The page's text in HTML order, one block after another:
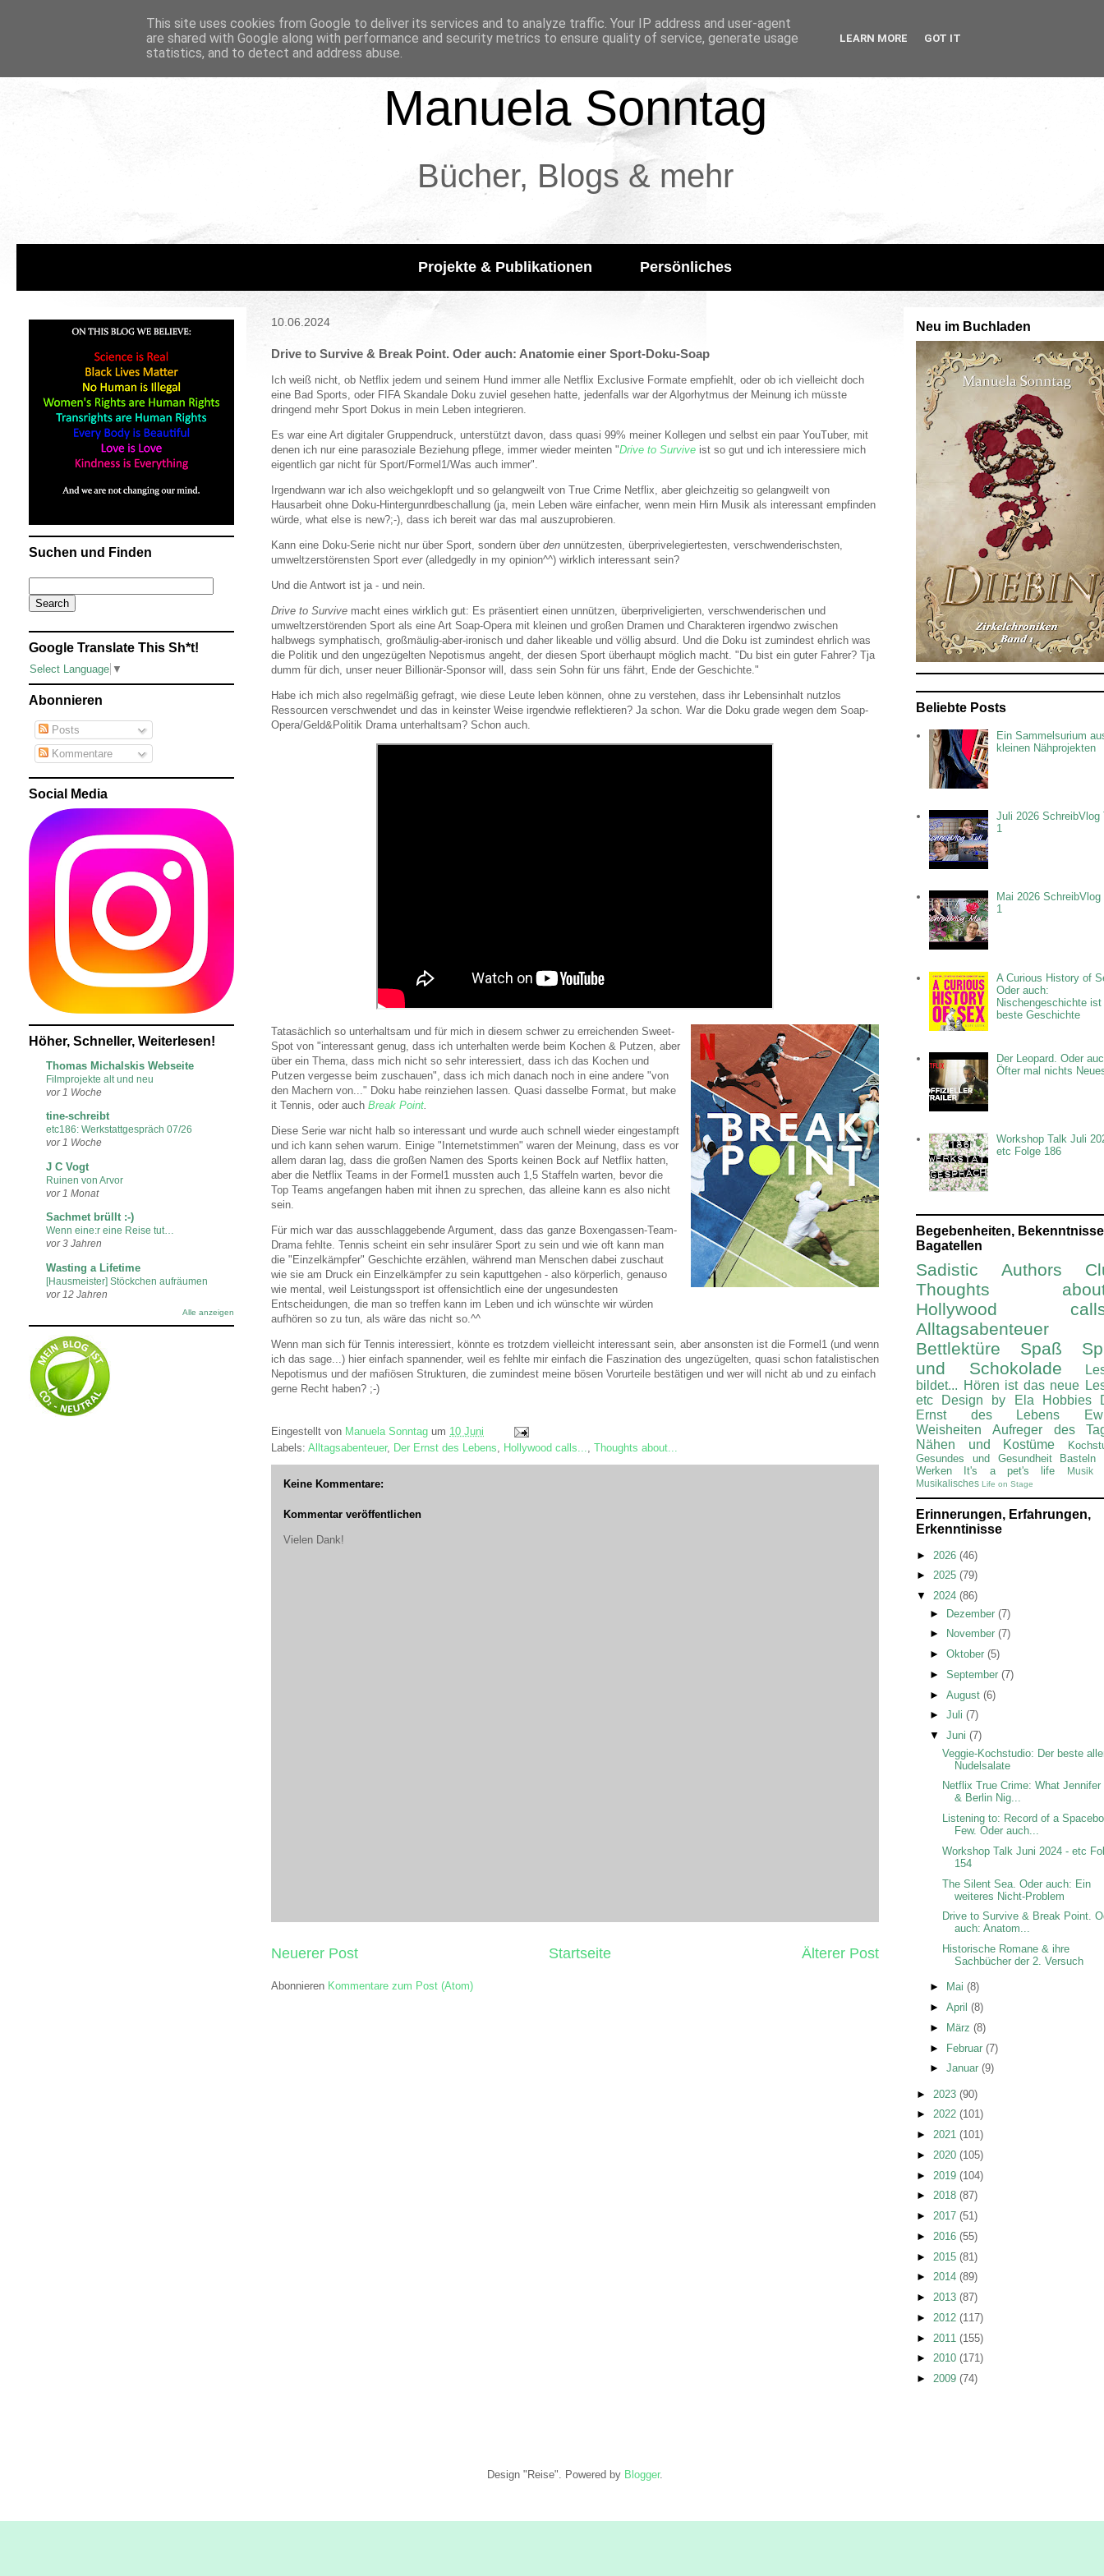
Manuela Sonntag
Bücher, Blogs & mehr
Projekte & Publikationen Persönliches
10.06.2024
Drive to Survive & Break Point. Oder auch: Anatomie einer Sport-Doku-Soap
Ich weiß nicht, ob Netflix jedem und seinem Hund immer alle Netflix Exclusive Formate empfiehlt, oder ob ich vielleicht doch
eine Bad Sports, oder FIFA Skandale Doku zuviel gesehen hatte, jedenfalls war der Algorhytmus der Meinung ich müsste
dringend mehr Sport Dokus in mein Leben integrieren.
Es war eine Art digitaler Gruppendruck, unterstützt davon, dass quasi 99% meiner Kollegen und selbst ein paar YouTuber, mit
denen ich nur eine parasoziale Beziehung pflege, immer wieder meinten "Drive to Survive ist so gut und ich interessiere mich
eigentlich gar nicht für Sport/Formel1/Was auch immer".
Irgendwann war ich also weichgeklopft und so gelangweilt von True Crime Netflix, aber gleichzeitig so gelangweilt von
Hausarbeit ohne Doku-Hintergunrdbeschallung (ja, mein Leben wäre einfacher, wenn mein Hirn Musik als interessant empfinden
würde, what else is new?;-), dass ich bereit war das mal auszuprobieren.
Kann eine Doku-Serie nicht nur über Sport, sondern über den unnützesten, überprivelegiertesten, verschwenderischsten,
umweltzerstörensten Sport ever(alledgedly in my opinion^^) wirklich interessant sein?
Und die Antwort ist ja - und nein.
Drive to Survive macht eines wirklich gut: Es präsentiert einen unnützen, überpriveligierten, verschwenderischen und
umweltzerstörenden Sport als eine Art Soap-Opera mit kleinen und großen Dramen und Charakteren irgendwo zwischen
halbwegs symphatisch, großmäulig-aber-ironisch und daher likeable und völlig absurd. Und die Doku ist zumindest ehrlich was
die Politik und den ungezügelten Nepotismus angeht, der diesen Sport überhaupt möglich macht. "Du bist ein guter Fahrer? Tja
dumm für dich, unser neuer Billionär-Sponsor will, dass sein Sohn für uns fährt, Ende der Geschichte."
Habe ich mich also regelmäßig gefragt, wie diese Leute leben können, ohne zu verstehen, dass ihr Lebensinhalt nutzlos
Ressourcen verschwendet und das in keinster Weise irgendwie reflektieren? Ja schon. War die Doku grade wegen dem Soap-
Opera/Geld&Politik Drama unterhaltsam? Schon auch.
Tatasächlich so unterhaltsam und für mich in diesem schwer zu erreichenden Sweet-
Spot von "interessant genug, dass ich unterhalten werde beim Kochen & Putzen, aber
über ein Thema, dass mich nicht so sehr interessiert, dass ich das Kochen und
Putzen vergesse beim zuschauen", dass ich mich danach noch in eine andere "von
den Machern von..." Doku habe reinziehen lassen. Quasi dasselbe Format, but make
it Tennis, oder auch Break Point.
Diese Serie war nicht halb so interessant und wurde auch schnell wieder eingestampft
und ich kann sehen warum. Einige "Internetstimmen" waren der Meinung, dass es vor
allem daran lag, dass die großen Namen des Sports keinen Bock auf Netflix hatten,
aber die Netflix Teams in der Formel1 mussten auch 1,5 Staffeln warten, bevor die
Top Teams angefangen haben mit ihnen zu sprechen, das alleine kann es also nicht
sein.
Für mich war das ausschlaggebende Argument, dass das ganze Boxengassen-Team-
Drama fehlte. Tennis scheint ein sehr insulärer Sport zu sein und wie oft kann man
die "Einzelkämpfer" Geschichte erzählen, während man Menschen dabei zuschaut
wie sie am Druck ein Einzelkämpfer zu sein kaputtgehen - also körperlich, genauso
wie mental, weil Leistungssport ist offensichtlich eine der ungesundesten
Entscheidungen, die man so treffen kann im Leben und ich wünschte wir würden
aufhören so zu tun, als wäre das nicht so.^^
Wenn man sich für Tennis interessiert, könnte es trotzdem vielleicht interessant sein, aber ansonsten ist die Formel1 (und wenn
ich das sage...) hier einfach spannender, weil es fehlte mir einfach die Faszination des ungezügelten, quasi schon fatalistischen
Nepotismus und der mafiösen Strukturen, die zumindest meine bösen Vorurteile bestätigen und wer will nicht ab und zu einfach
gerne Recht haben? ;-)
Eingestellt von Manuela Sonntag um 10 Juni
Labels: Alltagsabenteuer, Der Ernst des Lebens Hollywood calls... Thoughts about...
Keine Kommentare:
Kommentar veröffentlichen
Vielen Dank!
Neuerer Post Älterer Post
Startseite
Abonnieren Kommentare zum Post (Atom)
Suchen und Finden
Google Translate This Sh*t!
Select Language ▼
Abonnieren
Posts
Kommentare
Social Media
Höher, Schneller, Weiterlesen!
Thomas Michalskis Webseite
Filmprojekte alt und neu
vor 1 Woche
tine-schreibt
etc186: Werkstattgespräch 07/26
vor 1 Woche
J C Vogt
Ruinen von Arvor
vor 1 Monat
Sachmet brüllt :-)
Wenn eine:r eine Reise tut…
vor 3 Jahren
Wasting a Lifetime
[Hausmeister] Stöckchen aufräumen
vor 12 Jahren
Alle anzeigen
Neu im Buchladen
Beliebte Posts
Ein Sammelsurium
kleinen Nähprojekten
Juli 2026 SchreibVlog
1
Mai 2026 SchreibVlog
1
A Curious History of
Oder auch:
Nischengeschichte ist
beste Geschichte
Der Leopard. Oder
Öfter mal nichts
Workshop Talk Juli
etc Folge 186
Begebenheiten,
Bagatellen
Sadistic Authors
Thoughts
Hollywood
Alltagsabenteuer
Bettlektüre
Spaß
und Schokolade
bildet... Hören ist das neue
etc
Design by Ela Hobbies
Ernst des Lebens
Weisheiten
Aufreger des
Nähen und Kostüme
Gesundes und Gesundheit
Basteln
Werken
It's a pet's life
Musik
Musikalisches Life on Stage
Erinnerungen, Erfahrungen,
Erkenntinisse
► 2026 (46)
► 2025 (79)
▼ 2024 (86)
► Dezember (7)
►
November (7)
► Oktober (5)
► September (7)
► August (6)
► Juli (7)
▼ Juni (7)
Veggie-Kochstudio: Der beste
Nudelsalate
Netflix True Crime: What Jennifer
& Berlin Nig...
Listening to: Record of a
Few. Oder auch...
Workshop Talk Juni 2024 - etc
154
The Silent Sea. Oder auch: Ein
weiteres Nicht-Problem
Drive to Survive & Break Point.
auch: Anatom...
Historische Romane & ihre
Sachbücher der 2. Versuch
► Mai (8)
► April (8)
►
März (8)
► Februar (7)
► Januar (9)
► 2023 (90)
► 2022 (101)
► 2021 (101)
► 2020 (105)
► 2019 (104)
► 2018 (87)
► 2017 (51)
► 2016 (55)
► 2015 (81)
► 2014 (89)
► 2013 (87)
► 2012 (117)
► 2011 (155)
► 2010 (171)
► 2009 (74)
Design "Reise". Powered by Blogger.
This site uses cookies from Google to deliver its services and to analyze traffic. Your IP address and user-agent
are shared with Google along with performance and security metrics to ensure quality of service, generate usage
statistics, and to detect and address abuse.
LEARN MORE GOT IT